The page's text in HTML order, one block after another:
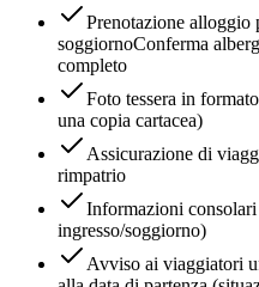
Prenotazione alloggio
soggiornoConferma
completo
Foto tessera in
una copia cartacea)
Assicurazione di
rimpatrio
Informazioni consolari
ingresso/soggiorno)
Avviso ai viaggiatori